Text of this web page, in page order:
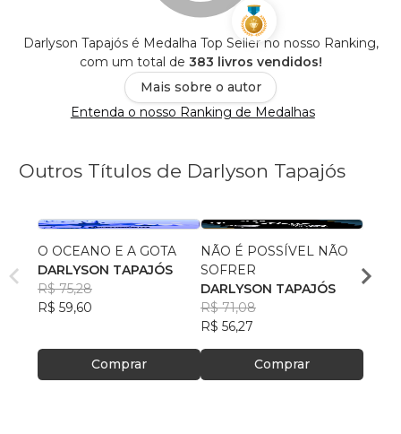
Darlyson Tapajós é Medalha Top Seller no nosso Ranking,
com um total de 383 livros vendidos!
Mais sobre o autor
Entenda o nosso Ranking de Medalhas
Outros Títulos de Darlyson Tapajós
O OCEANO E A GOTA
DARLYSON TAPAJÓS
R$ 75,28
R$ 59,60
Comprar
NÃO É POSSÍVEL NÃO
SOFRER
DARLYSON TAPAJÓS
R$ 71,08
R$ 56,27
Comprar